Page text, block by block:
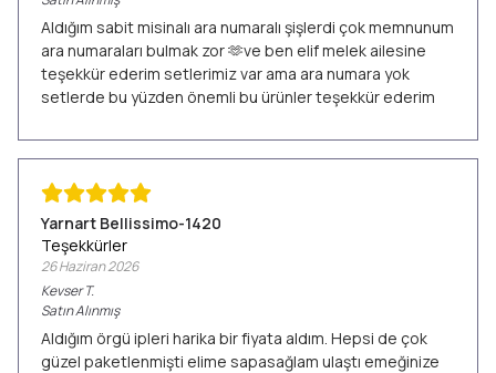
Aldığım sabit misinalı ara numaralı şişlerdi çok memnunum
ara numaraları bulmak zor 🫶ve ben elif melek ailesine
teşekkür ederim setlerimiz var ama ara numara yok
setlerde bu yüzden önemli bu ürünler teşekkür ederim
Yarnart Bellissimo-1420
Teşekkürler
26 Haziran 2026
Kevser T.
Satın Alınmış
Aldığım örgü ipleri harika bir fiyata aldım. Hepsi de çok
güzel paketlenmişti elime sapasağlam ulaştı emeğinize